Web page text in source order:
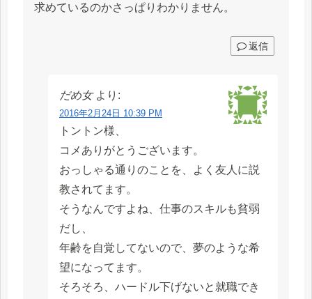
求めているのかさっぱりわかりません。
返信
だめ女 より:
2016年2月24日 10:39 PM
トントン様、
コメありがとうございます。
おっしゃる通りのことを、よく友人に説
教されてます。
そうなんですよね、仕事のスキルも貧弱
だし、
年齢を自覚してないので、夢のような希
望になってます。
そろそろ、ハードル下げないと就職でき